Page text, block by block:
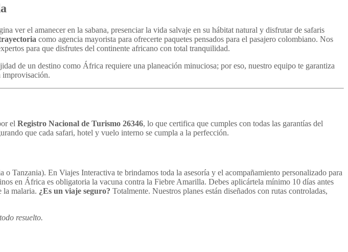
ver el amanecer en la sabana, presenciar la vida salvaje en su hábitat natural y disfrutar de safaris
como agencia mayorista para ofrecerte paquetes pensados para el pasajero colombiano. Nos
para que disfrutes del continente africano con total tranquilidad.
de un destino como África requiere una planeación minuciosa; por eso, nuestro equipo te garantiza
improvisación.
el Registro Nacional de Turismo 26346, lo que certifica que cumples con todas las garantías del
que cada safari, hotel y vuelo interno se cumpla a la perfección.
Tanzania). En Viajes Interactiva te brindamos toda la asesoría y el acompañamiento personalizado para
en África es obligatoria la vacuna contra la Fiebre Amarilla. Debes aplicártela mínimo 10 días antes
la malaria. ¿Es un viaje seguro? Totalmente. Nuestros planes están diseñados con rutas controladas,
resuelto.